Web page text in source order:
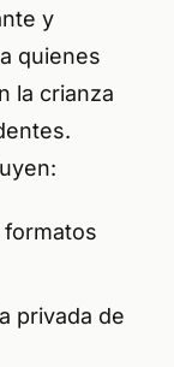
y
quienes
la crianza
formatos
privada de